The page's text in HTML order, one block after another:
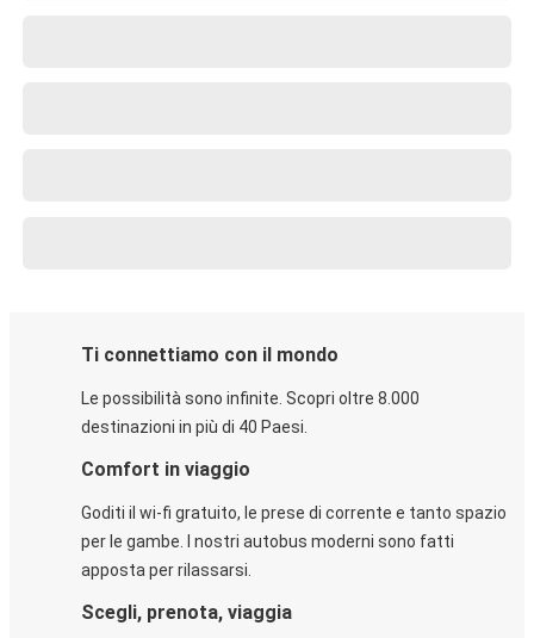
Ti connettiamo con il mondo
Le possibilità sono infinite. Scopri oltre 8.000
destinazioni in più di 40 Paesi.
Comfort in viaggio
Goditi il wi-fi gratuito, le prese di corrente e tanto spazio
per le gambe. I nostri autobus moderni sono fatti
apposta per rilassarsi.
Scegli, prenota, viaggia